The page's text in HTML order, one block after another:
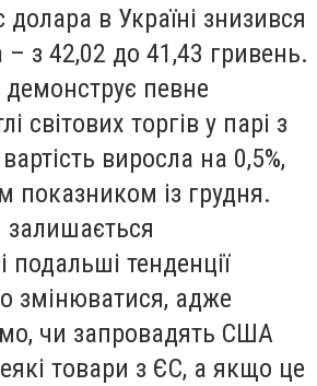
долара в Україні знизився
– з 42,02 до 41,43 гривень.
певне
світових торгів у парі з
виросла на 0,5%,
із грудня.
залишається
подальші тенденції
змінюватися, адже
чи запровадять США
товари з ЄС, а якщо це